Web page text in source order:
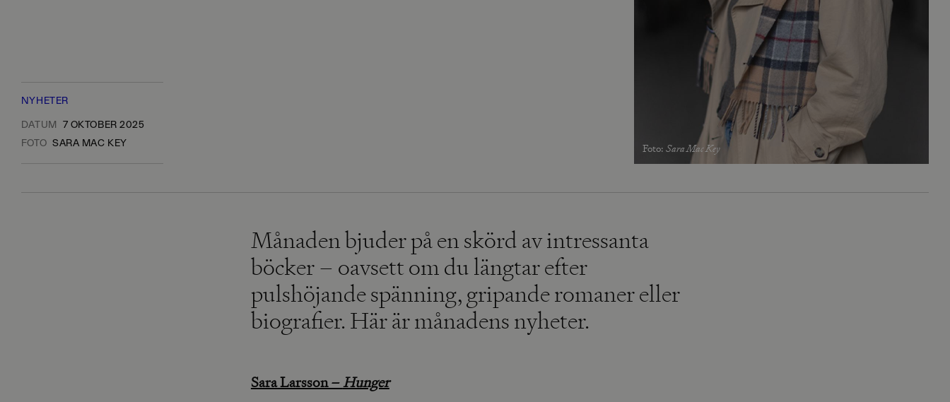
Foto: Sara Mac Key
NYHETER
DATUM
7 OKTOBER 2025
FOTO SARA MAC KEY
Månaden bjuder på en skörd av intressanta
böcker – oavsett om du längtar efter
pulshöjande spänning, gripande romaner eller
biografier. Här är månadens nyheter.
Sara Larsson –Hunger